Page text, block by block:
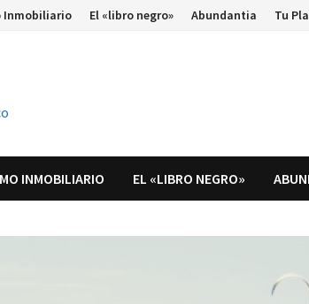
Inmobiliario El «libro negro» Abundantia Tu
INMOBILIARIO EL «LIBRO NEGRO»